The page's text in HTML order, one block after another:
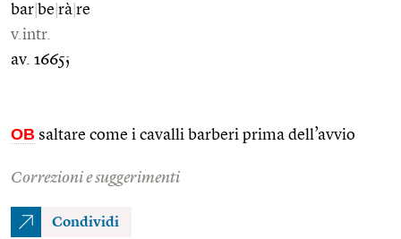
bar be rà re
v.intr.
av. 1665;
OB saltare come i cavalli barberi prima dell’avvio
Correzioni e suggerimenti
Condividi